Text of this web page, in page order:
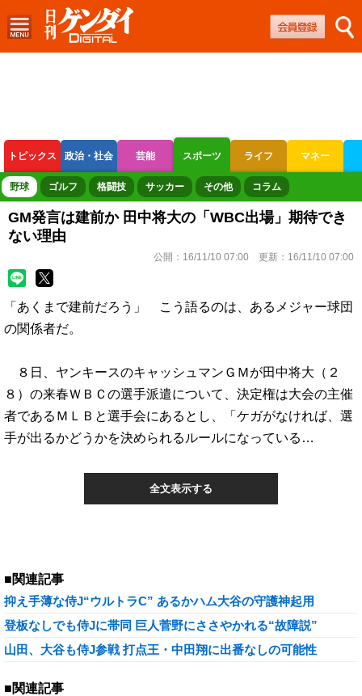
トピックス 政治・社会 芸能 スポーツ ライフ マネー
ボートレース 競輪 オートレース
野球 ゴルフ 格闘技 サッカー その他 コラム
GM発言は建前か 田中将大の「WBC出場」期待でき
ない理由
公開： 16/11/10 07:00 更新： 16/11/10 07:00
「あくまで建前だろう」 こう語るのは、あるメジャー球団
の関係者だ。
８日、ヤンキースのキャッシュマンＧＭが田中将大（２
８）の来春ＷＢＣの選手派遣について、決定権は大会の主催
者であるＭＬＢと選手会にあるとし、「ケガがなければ、選
手が出るかどうかを決められるルールになっている…
全文表示する
■関連記事
抑え手薄な侍J“ウルトラC” あるかハム大谷の守護神起用
登板なしでも侍Jに帯同 巨人菅野にささやかれる“故障説”
山田、大谷も侍J参戦 打点王・中田翔に出番なしの可能性
■関連記事